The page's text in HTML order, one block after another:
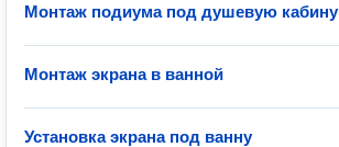
Монтаж подиума под душевую кабину
Монтаж экрана в ванной
Установка экрана под ванну